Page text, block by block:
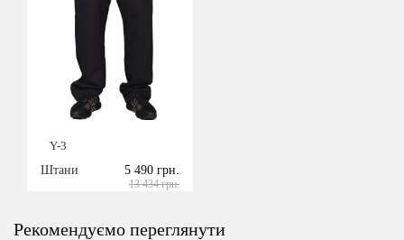
Y-3
Штани
5 490 грн.
13 434 грн.
Рекомендуємо переглянути